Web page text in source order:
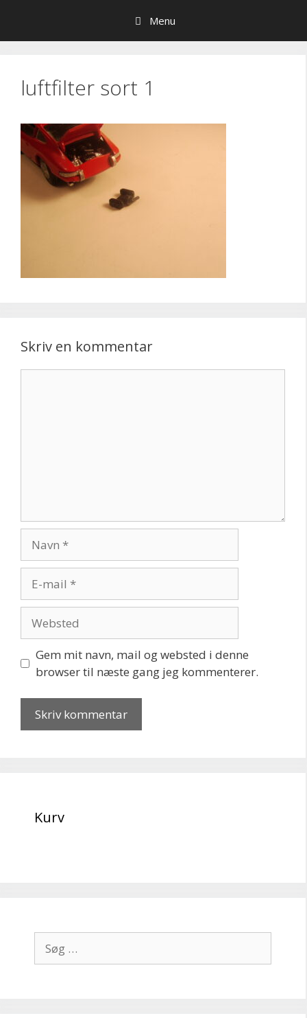
indhold
Menu
luftfilter sort 1
Skriv en kommentar
mail
Gem mit navn, mail og websted i denne
browser til næste gang jeg kommenterer.
Kurv
efter: